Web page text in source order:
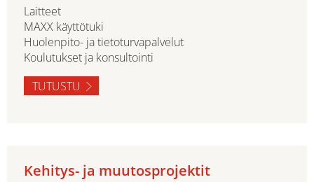
Laitteet
MAXX käyttötuki
Huolenpito- ja tietoturvapalvelut
Koulutukset ja konsultointi
TUTUSTU
Kehitys- ja muutosprojektit